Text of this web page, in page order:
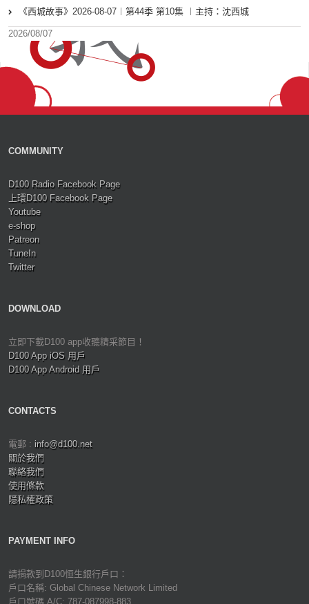
《西城故事》2026-08-07︱第44季 第10集 ︱主持：沈西城
2026/08/07
COMMUNITY
D100 Radio Facebook Page
上環D100 Facebook Page
Youtube
e-shop
Patreon
TuneIn
Twitter
DOWNLOAD
立即下載D100 app收聽精采節目！
D100 App iOS 用戶
D100 App Android 用戶
CONTACTS
電郵 : info@d100.net
關於我們
聯絡我們
使用條款
隱私權政策
PAYMENT INFO
請捐款到D100恒生銀行戶口：
戶口名稱: Global Chinese Network Limited
戶口號碼 A/C: 787-087998-883